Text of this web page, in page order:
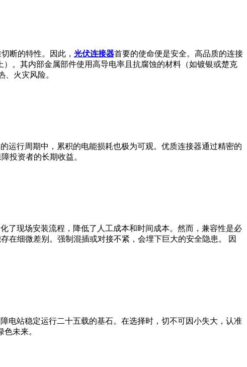
断的特性。因此， 光伏连接器首要的使命便是安全。高品质的连接
。其内部金属部件使用高导电率且抗腐蚀的材料（如镀银或楚克
火灾风险。
运行周期中，累积的电能损耗也极为可观。优质连接器通过精密的
投资者的长期收益。
了现场安装流程，降低了人工成本和时间成本。然而，兼容性是必
在细微差别。强制混插或对接不紧，会埋下巨大的安全隐患。 因
电站稳定运行二十五载的基石。在选择时，切不可因小失大，认准
未来。